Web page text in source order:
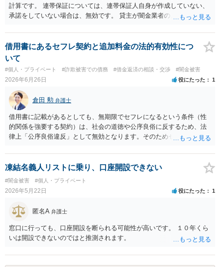
計算です。 連帯保証については、連帯保証人自身が作成していない、
承諾をしていない場合は、無効です。 貸主が闇金業者のようなことを
ことで、主債務者自身の債務は免れない（支払い義務あり）と思われ
ます。 これまでの借り入れと返済額をまとめて、現在の正確な債務残
額を計算し、その金額の返済ができなければ、裁判所を利用した債務
整理をされることをおすすめします。
借用書にあるセフレ契約と追加料金の法的有効性につ
いて
#個人・プライベート #詐欺被害での債務 #借金返済の相談・交渉 #闇金被害
2026年6月26日 役にたった 1
倉田 勲 弁護士
借用書に記載があるとしても、無期限でセフレになるという条件（性
的関係を強要する契約）は、社会の道徳や公序良俗に反するため、法
律上「公序良俗違反」として無効となります。そのためセフレの関係
った場合に借入額の10％を上乗せする、というペナルティ（違約金）
の規定についても、性的関係の維持を強制するための不当な制裁に該
当する可能性が高いと思われます。これも公序良俗に違反し無効と判
断される可能性が極めて高いため、この10％の上乗せ分を支払う必要
はありません。
凍結名義人リストに乗り、口座開設できない
#闇金被害 #個人・プライベート
2026年5月22日 役にたった 1
匿名A 弁護士
窓口に行っても、口座開設を断られる可能性が高いです。 １０年くら
いは開設できないのではと推測されます。